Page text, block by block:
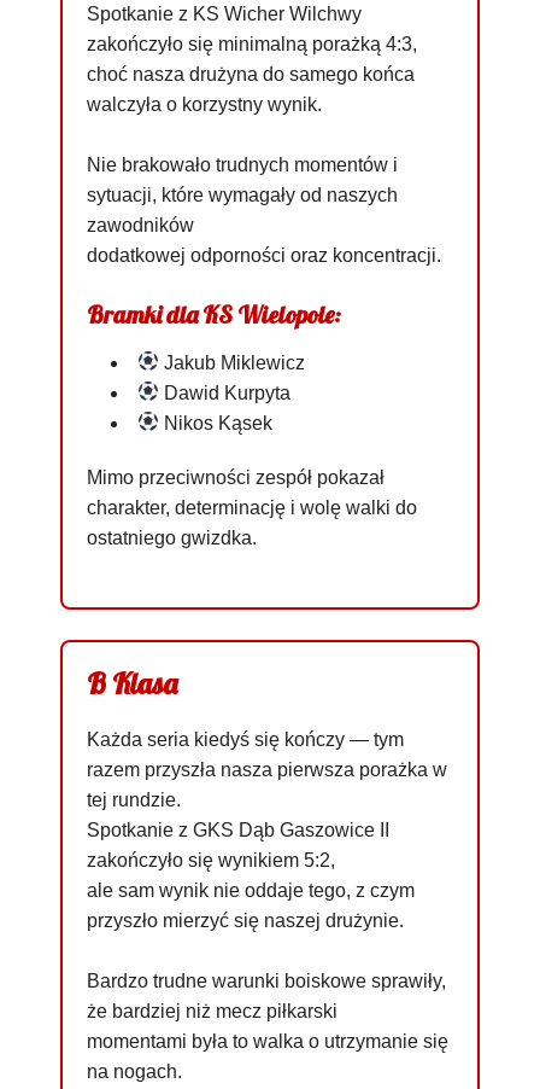
Spotkanie z KS Wicher Wilchwy
zakończyło się minimalną porażką 4:3,
choć nasza drużyna do samego końca
walczyła o korzystny wynik.
Nie brakowało trudnych momentów i
sytuacji, które wymagały od naszych
zawodników
dodatkowej odporności oraz koncentracji.
Bramki dla KS Wielopole:
Jakub Miklewicz
Dawid Kurpyta
Nikos Kąsek
Mimo przeciwności zespół pokazał
charakter, determinację i wolę walki do
ostatniego gwizdka.
B Klasa
Każda seria kiedyś się kończy — tym
razem przyszła nasza pierwsza porażka w
tej rundzie.
Spotkanie z GKS Dąb Gaszowice II
zakończyło się wynikiem 5:2,
ale sam wynik nie oddaje tego, z czym
przyszło mierzyć się naszej drużynie.
Bardzo trudne warunki boiskowe sprawiły,
że bardziej niż mecz piłkarski
momentami była to walka o utrzymanie się
na nogach.